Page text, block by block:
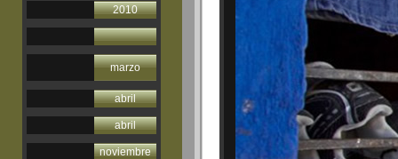
2010
marzo
abril
abril
noviembre